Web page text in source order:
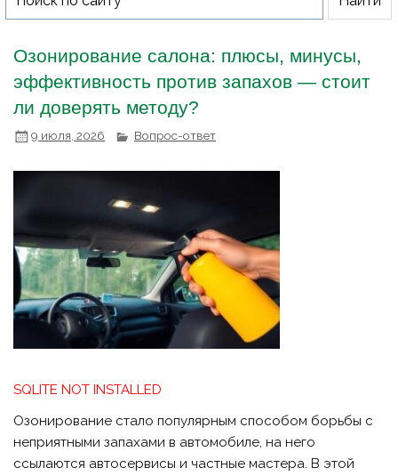
Озонирование салона: плюсы, минусы,
эффективность против запахов — стоит
ли доверять методу?
9 июля, 2026 Вопрос-ответ
SQLITE NOT INSTALLED
Озонирование стало популярным способом борьбы с
неприятными запахами в автомобиле, на него
ссылаются автосервисы и частные мастера. В этой